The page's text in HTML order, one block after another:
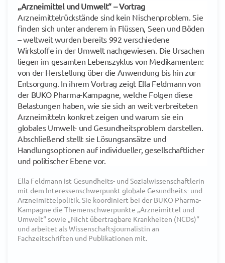
„Arzneimittel und Umwelt“ – Vortrag
Arzneimittelrückstände sind kein Nischenproblem. Sie
finden sich unter anderem in Flüssen, Seen und Böden
– weltweit wurden bereits 992 verschiedene
Wirkstoffe in der Umwelt nachgewiesen. Die Ursachen
liegen im gesamten Lebenszyklus von Medikamenten:
von der Herstellung über die Anwendung bis hin zur
Entsorgung. In ihrem Vortrag zeigt Ella Feldmann von
der BUKO Pharma-Kampagne, welche Folgen diese
Belastungen haben, wie sie sich an weit verbreiteten
Arzneimitteln konkret zeigen und warum sie ein
globales Umwelt- und Gesundheitsproblem darstellen.
Abschließend stellt sie Lösungsansätze und
Handlungsoptionen auf individueller, gesellschaftlicher
und politischer Ebene vor.
Ella Feldmann ist Gesundheits- und Sozialwissenschaftlerin
mit dem Interessenschwerpunkt globale Gesundheits- und
Arzneimittelpolitik. Sie koordiniert bei der BUKO Pharma-
Kampagne die Themenschwerpunkte „Arzneimittel und
Umwelt“ sowie „Nicht übertragbare Krankheiten (NCDs)“
und arbeitet als Wissenschaftsjournalistin an
Fachzeitschriften und Publikationen mit.